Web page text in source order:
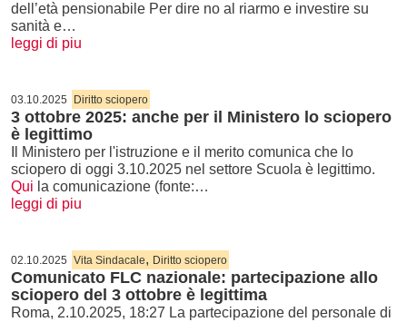
dell’età pensionabile Per dire no al riarmo e investire su
sanità e…
leggi di piu
03.10.2025 Diritto sciopero
3 ottobre 2025: anche per il Ministero lo sciopero
è legittimo
Il Ministero per l'istruzione e il merito comunica che lo
sciopero di oggi 3.10.2025 nel settore Scuola è legittimo.
Qui la comunicazione (fonte:…
leggi di piu
02.10.2025 Vita Sindacale, Diritto sciopero
Comunicato FLC nazionale: partecipazione allo
sciopero del 3 ottobre è legittima
Roma, 2.10.2025, 18:27 La partecipazione del personale di